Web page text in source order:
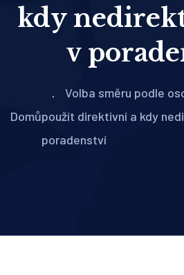
kdy
v
Domů
Volba směru podle
použít direktivní a kdy
poradenství